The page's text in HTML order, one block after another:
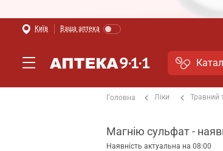
Київ Ваша аптека
Головна Ліки Травний
Магнію сульфат -
Наявність актуальна на 08:00